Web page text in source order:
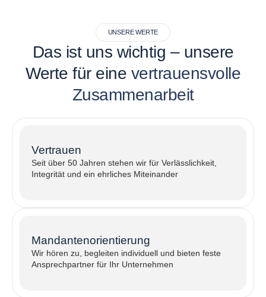
UNSERE WERTE
Das ist uns wichtig – unsere
Werte für eine vertrauensvolle
Zusammenarbeit
Vertrauen
Seit über 50 Jahren stehen wir für Verlässlichkeit,
Integrität und ein ehrliches Miteinander
Mandantenorientierung
Wir hören zu, begleiten individuell und bieten feste
Ansprechpartner für Ihr Unternehmen